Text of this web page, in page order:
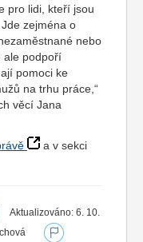
pro lidi, kteří jsou
zejména o
nebo
ale podpoří
pomoci ke
na trhu práce,“
věcí Jana
a v sekci
Aktualizováno: 6. 10.